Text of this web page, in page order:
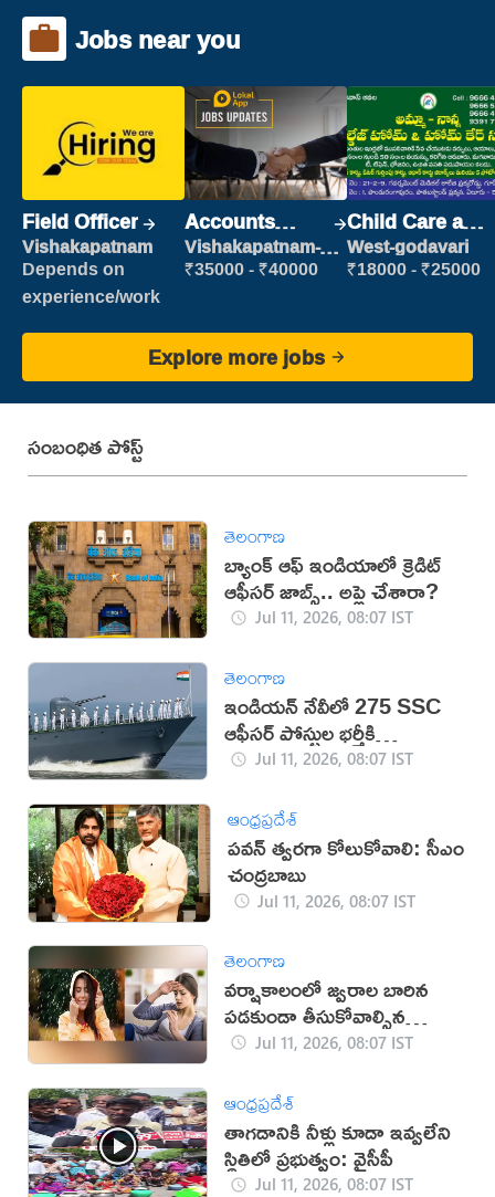
Jobs near you
Field Officer
Vishakapatnam
Depends on
experience/work
Accounts
Clerk
Vishakapatnam-
new
₹35000 - ₹40000
Child Care and
Patient care
West-godavari
₹18000 - ₹25000
Explore more jobs
సంబంధిత పోస్ట్
తెలంగాణ
బ్యాంక్ ఆఫ్ ఇండియాలో క్రెడిట్
ఆఫీసర్ జాబ్స్‌.. అప్లై చేశారా?
Jul 11, 2026, 08:07 IST
తెలంగాణ
ఇండియన్ నేవీలో 275 SSC
ఆఫీసర్ పోస్టుల భర్తీకి
నోటిఫికేషన్
Jul 11, 2026, 08:07 IST
ఆంధ్రప్రదేశ్
పవన్‌ త్వరగా కోలుకోవాలి: సీఎం
చంద్రబాబు
Jul 11, 2026, 08:07 IST
తెలంగాణ
వర్షాకాలంలో జ్వరాల బారిన
పడకుండా తీసుకోవాల్సిన
జాగ్రత్తలు ఇవే
Jul 11, 2026, 08:07 IST
ఆంధ్రప్రదేశ్
తాగడానికి నీళ్లు కూడా ఇవ్వలేని
స్థితిలో ప్రభుత్వం: వైసీపీ
Jul 11, 2026, 08:07 IST